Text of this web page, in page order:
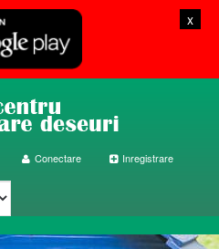
x
Conectare Inregistrare